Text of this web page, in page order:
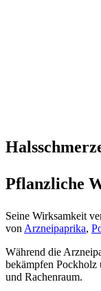
Pflanzliche
Seine Wirksamkeit
von Arzneipaprika,
Während die
bekämpfen Pockholz
und Rachenraum.